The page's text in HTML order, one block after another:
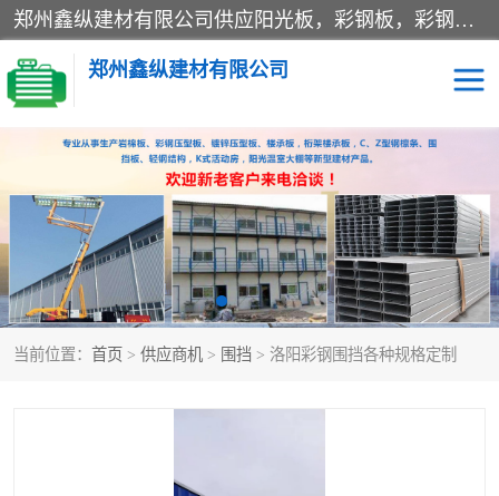
郑州鑫纵建材有限公司供应阳光板，彩钢板，彩钢钢构工程是一家集生产销售租赁安装于一体的企业，主要生产PC采光板，耐力板，仿古琉璃采光板，岩棉板、彩钢压型板、镀锌压型板、桁架楼承板，C、Z型钢檩条、围挡板、轻钢结构，阳光温室大棚等新型建材产品。公司旗下有多台移动式高空压瓦机租赁，承接全国各地业务，专业对外租赁各种型号压瓦机。
郑州鑫纵建材有限公司
当前位置： 首页 > 供应商机 > 围挡 > 洛阳彩钢围挡各种规格定制
高空瓦机租赁 ASA合成树脂仿古瓦
CZ型钢 FRP采光板
PC多层板 PC耐力板
建筑围挡 楼层板
压型彩钢板